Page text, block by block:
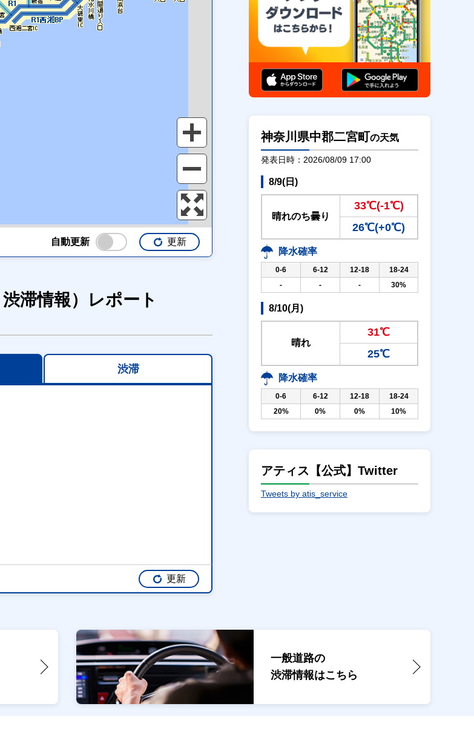
自動更新 更新
滞情報）レポート
渋滞
更新
神奈川県中郡二宮町の天気
発表日時：2026/08/09 17:00
8/9(日)
晴れのち曇り
33℃(-1℃)
26℃(+0℃)
降水確率
0-6 6-12 12-18
18-24
-
- - 30%
8/10(月)
晴れ
31℃
25℃
降水確率
0-6 6-12 12-18
18-24
20%
0% 0% 10%
アティス【公式】Twitter
Tweets by atis_service
一般道路の
渋滞情報はこちら